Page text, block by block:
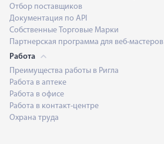
Отбор поставщиков
Документация по API
Собственные Торговые Марки
Партнерская программа для веб-мастеров
Работа
Преимущества работы в Ригла
Работа в аптеке
Работа в офисе
Работа в контакт-центре
Охрана труда